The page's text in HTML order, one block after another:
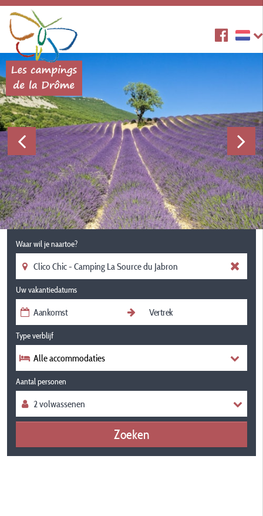
Waar wil je naartoe?
Uw vakantiedatums
Type verblijf
Alle accommodaties
Aantal personen
Zoeken